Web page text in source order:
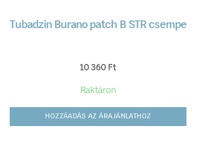
Tubadzin Burano patch B STR csempe
10 360 Ft
Raktáron
HOZZÁADÁS AZ ÁRAJÁNLATHOZ